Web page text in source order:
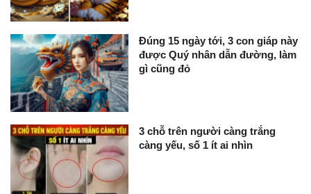
Đúng 15 ngày tới, 3 con giáp này
được Quý nhân dẫn đường, làm
gì cũng đỏ
3 chỗ trên người càng trắng
càng yếu, số 1 ít ai nhìn